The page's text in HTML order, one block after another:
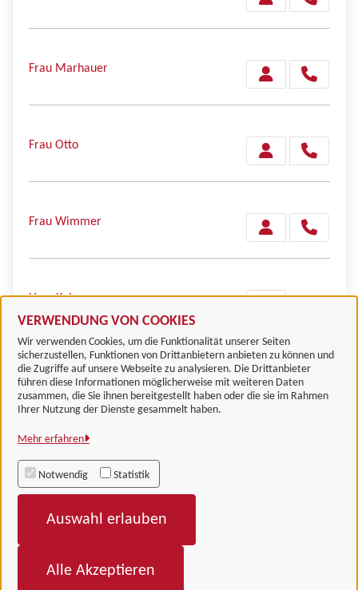
VERWENDUNG VON COOKIES
Wir verwenden Cookies, um die Funktionalität unserer Seiten
sicherzustellen, Funktionen von Drittanbietern anbieten zu können und
die Zugriffe auf unsere Webseite zu analysieren. Die Drittanbieter
führen diese Informationen möglicherweise mit weiteren Daten
zusammen, die Sie ihnen bereitgestellt haben oder die sie im Rahmen
Ihrer Nutzung der Dienste gesammelt haben.
Mehr erfahren
Notwendig Statistik
Auswahl erlauben
Alle Akzeptieren
Frau Marhauer
Frau Otto
Frau Wimmer
Herr Kujawa
Landkreis Göttingen
Alle Rechte vorbehalten
Barrierefreiheit